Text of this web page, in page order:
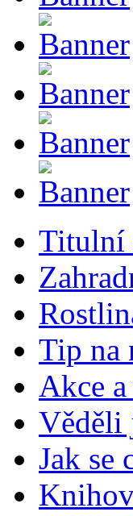
Titulní
Tip na
Akce
Věděli
Jak se